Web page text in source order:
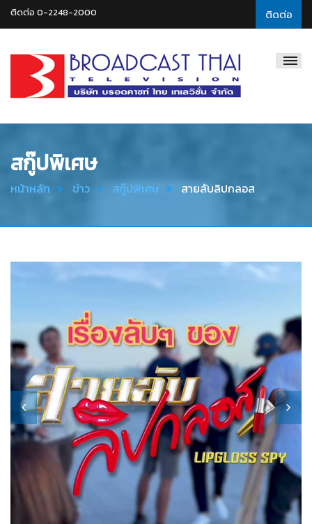
ติดต่อ
ติดต่อ 0-2248-2000
Thai
สกู๊ปพิเศษ
หน้าหลัก ข่าว สกู๊ปพิเศษ สายลับลิปกลอส